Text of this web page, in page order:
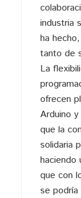
industria
ha
tanto de
La
ofrecen
Arduino
que la
solidaria
haciendo
que con
se podría